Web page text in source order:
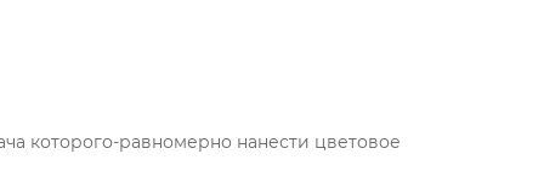
которого-равномерно нанести цветовое